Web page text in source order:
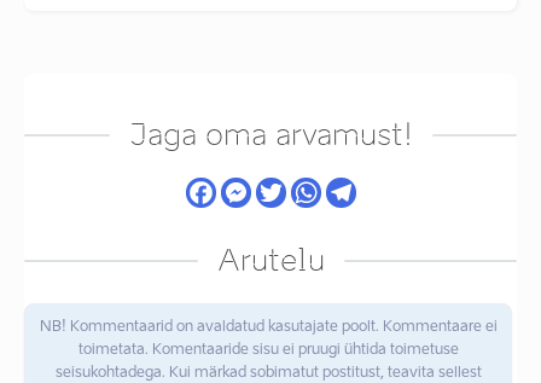
Jaga oma arvamust!
Arutelu
NB! Kommentaarid on avaldatud kasutajate poolt. Kommentaare ei
toimetata. Komentaaride sisu ei pruugi ühtida toimetuse
seisukohtadega. Kui märkad sobimatut postitust, teavita sellest